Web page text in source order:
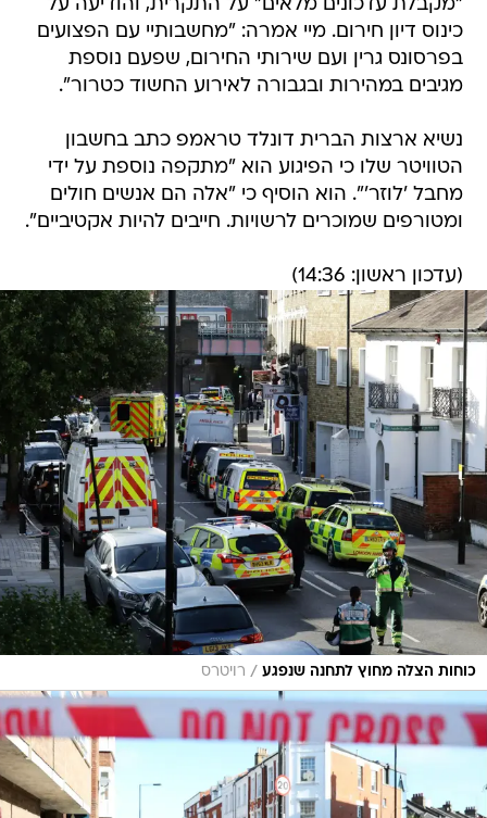
"מקבלת עדכונים מלאים" על התקרית, והודיעה על
כינוס דיון חירום. מיי אמרה: "מחשבותיי עם הפצועים
בפרסונס גרין ועם שירותי החירום, שפעם נוספת
מגיבים במהירות ובגבורה לאירוע החשוד כטרור".
נשיא ארצות הברית דונלד טראמפ כתב בחשבון
הטוויטר שלו כי הפיגוע הוא "מתקפה נוספת על ידי
מחבל 'לוזר'". הוא הוסיף כי "אלה הם אנשים חולים
ומטורפים שמוכרים לרשויות. חייבים להיות אקטיביים".
(עדכון ראשון: 14:36)
כוחות הצלה מחוץ לתחנה שנפגע / רויטרס